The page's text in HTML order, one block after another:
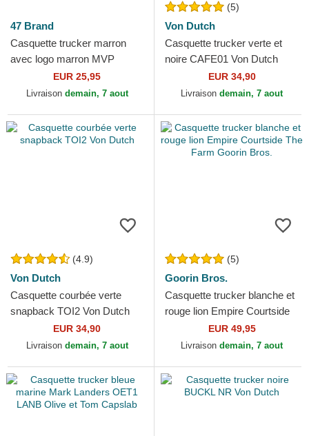
47 Brand
Casquette trucker marron
avec logo marron MVP
Branson New York Yankees
MLB 47 Brand
EUR 25,95
Livraison demain, 7 aout
(5)
Von Dutch
Casquette trucker verte et
noire CAFE01 Von Dutch
EUR 34,90
Livraison demain, 7 aout
(4.9)
Von Dutch
Casquette courbée verte
snapback TOI2 Von Dutch
EUR 34,90
Livraison demain, 7 aout
(5)
Goorin Bros.
Casquette trucker blanche et
rouge lion Empire Courtside
The Farm Goorin Bros.
EUR 49,95
Livraison demain, 7 aout